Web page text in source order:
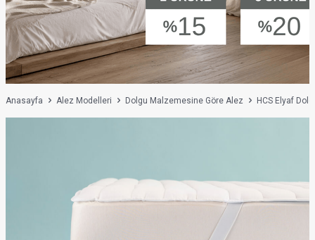
Anasayfa Alez Modelleri Dolgu Malzemesine Göre Alez HCS Elyaf